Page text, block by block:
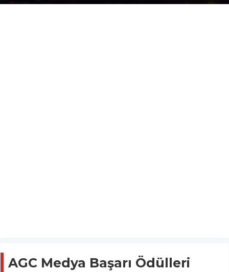
AGC Medya Başarı Ödülleri